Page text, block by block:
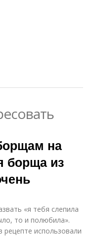
на
борща из
«я тебя слепила
то и полюбила».
использовали